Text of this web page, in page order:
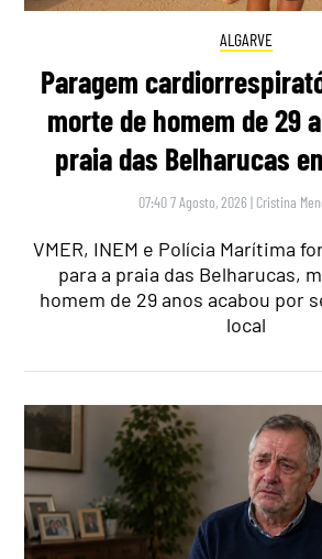
ALGARVE
Paragem
morte de homem de 29
praia das Belharucas
07:40 7 Agosto, 2026 | Cristina
VMER, INEM e Polícia Marítima
para a praia das Belharucas,
homem de 29 anos acabou por
local